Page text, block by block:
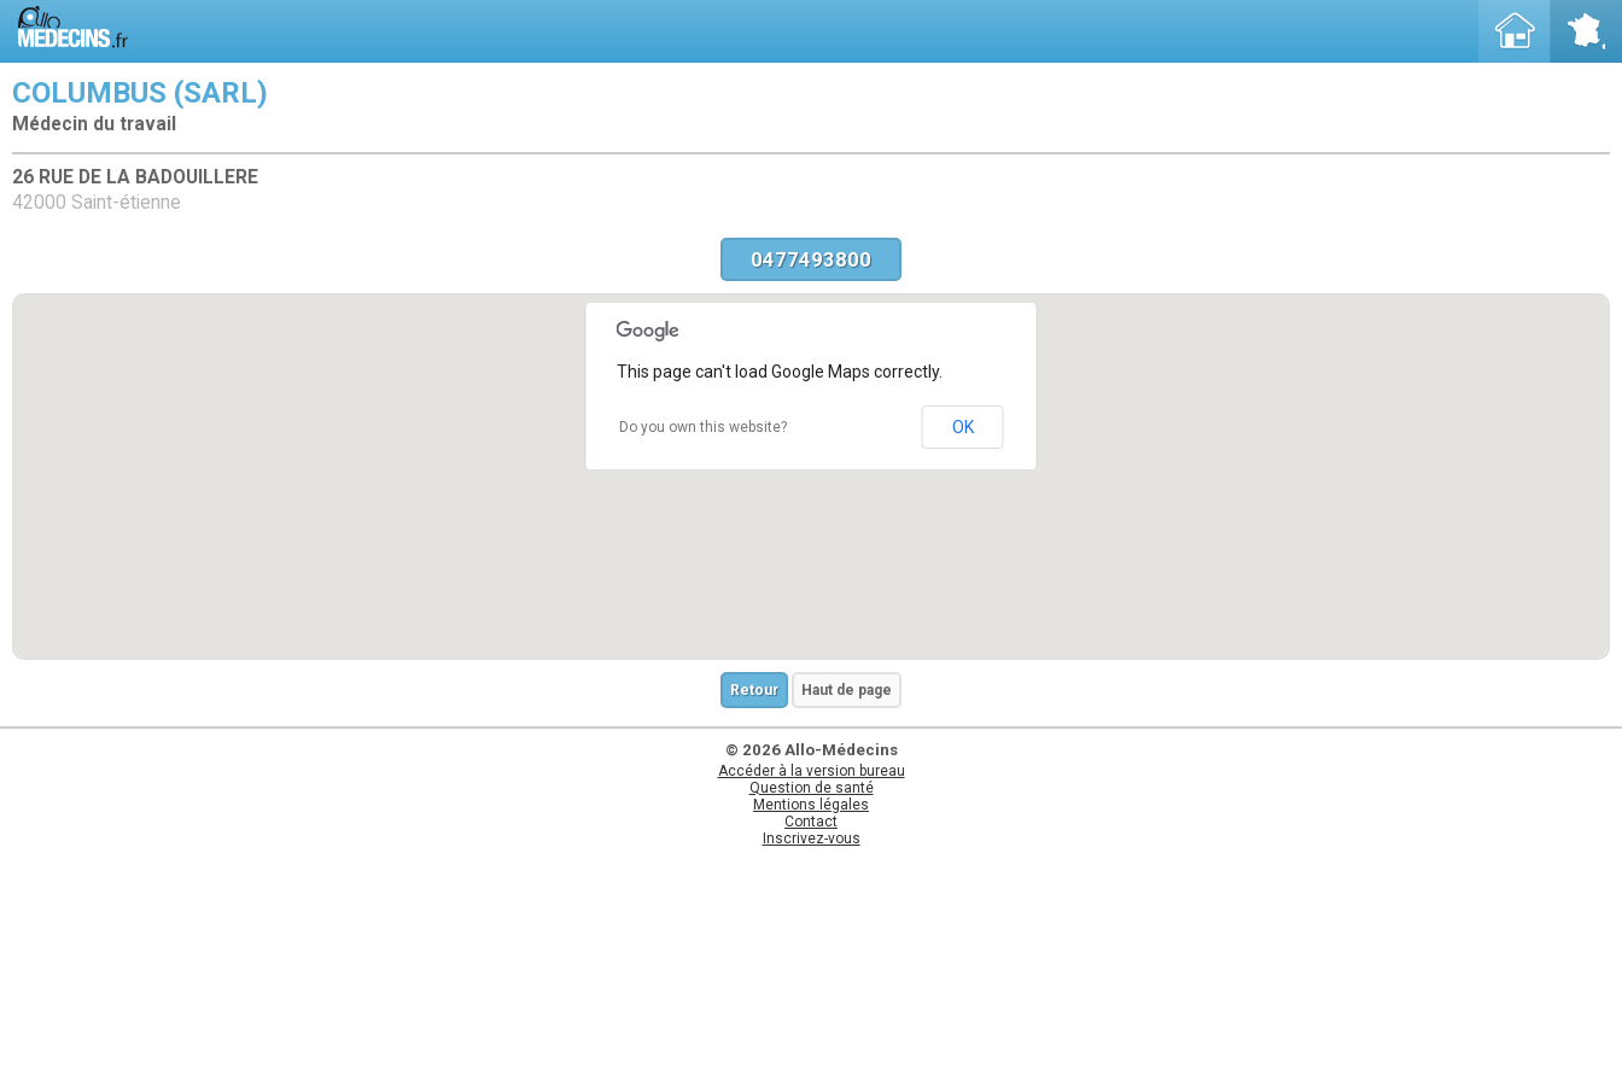
COLUMBUS (SARL)
Médecin du travail
26 RUE DE LA BADOUILLERE
42000 Saint-étienne
0477493800
This page can't load Google Maps correctly.
Do you own this website? OK
Retour Haut de page
© 2026 Allo-Médecins
Accéder à la version bureau
Question de santé
Mentions légales
Contact
Inscrivez-vous